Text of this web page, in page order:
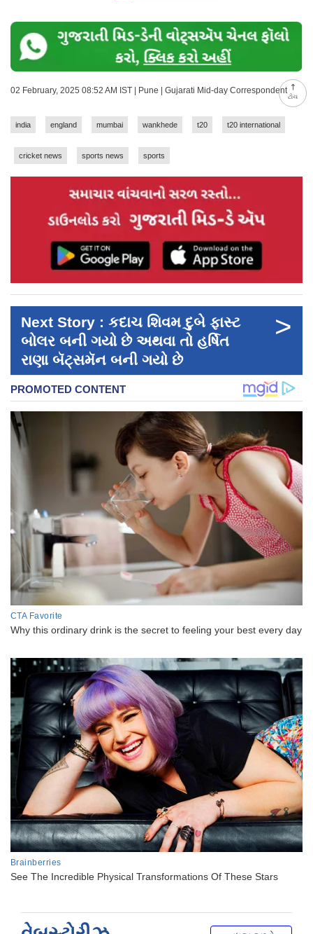
ટોચ
02 February, 2025 08:52 AM IST | Pune | Gujarati Mid-day Correspondent
india england mumbai wankhede t20 t20 international
cricket news sports news sports
Next Story : કદાચ શિવમ દુબે ફાસ્ટ
બોલર બની ગયો છે અથવા તો હર્ષિત
રાણા બૅટ્સમૅન બની ગયો છે
>